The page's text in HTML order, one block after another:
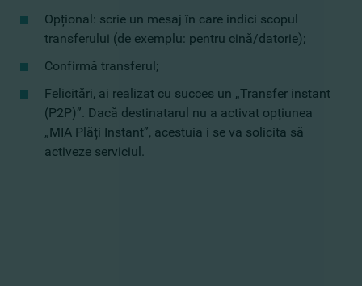
Opțional: scrie un mesaj în care indici scopul
transferului (de exemplu: pentru cină/datorie);
Confirmă transferul;
Felicitări, ai realizat cu succes un „Transfer instant
(P2P)”. Dacă destinatarul nu a activat opțiunea
„MIA Plăți Instant”, acestuia i se va solicita să
activeze serviciul.